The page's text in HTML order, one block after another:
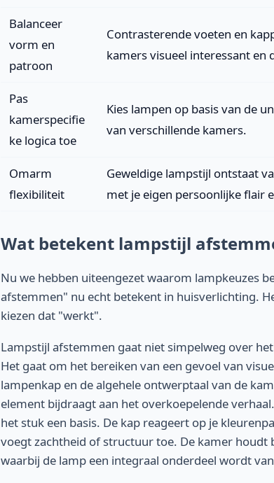
Balanceer
vorm en
patroon
Contrasterende voeten en
kamers visueel interessant en
Pas
kamerspecifie
ke logica toe
Kies lampen op basis van de
van verschillende kamers.
Omarm
flexibiliteit
Geweldige lampstijl ontstaat
met je eigen persoonlijke flair
Wat betekent lampstijl
Nu we hebben uiteengezet waarom lampkeuzes
afstemmen" nu echt betekent in huisverlichting.
kiezen dat "werkt".
Lampstijl afstemmen gaat niet simpelweg over
Het gaat om het bereiken van een gevoel van
lampenkap en de algehele ontwerptaal van de
element bijdraagt aan het overkoepelende
het stuk een basis. De kap reageert op je
voegt zachtheid of structuur toe. De kamer houdt
waarbij de lamp een integraal onderdeel wordt